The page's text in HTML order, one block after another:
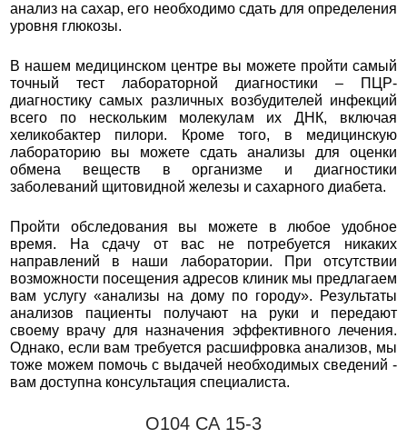
анализ на сахар, его необходимо сдать для определения
уровня глюкозы.
В нашем медицинском центре вы можете пройти самый
точный тест лабораторной диагностики – ПЦР-
диагностику самых различных возбудителей инфекций
всего по нескольким молекулам их ДНК, включая
хеликобактер пилори. Кроме того, в медицинскую
лабораторию вы можете сдать анализы для оценки
обмена веществ в организме и диагностики
заболеваний щитовидной железы и сахарного диабета.
Пройти обследования вы можете в любое удобное
время. На сдачу от вас не потребуется никаких
направлений в наши лаборатории. При отсутствии
возможности посещения адресов клиник мы предлагаем
вам услугу «анализы на дому по городу». Результаты
анализов пациенты получают на руки и передают
своему врачу для назначения эффективного лечения.
Однако, если вам требуется расшифровка анализов, мы
тоже можем помочь с выдачей необходимых сведений -
вам доступна консультация специалиста.
О104 СА 15-3